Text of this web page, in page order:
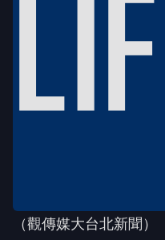
（觀傳媒大台北新聞